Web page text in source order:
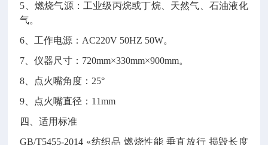
5、燃烧气源：工业级丙烷或丁烷、天然气、石油液化
气。
6、工作电源：AC220V 50HZ 50W。
7、仪器尺寸：720mm×330mm×900mm。
8、点火嘴角度：25°
9、点火嘴直径：11mm
四、适用标准
GB/T5455-2014 «纺织品 燃烧性能 垂直放行 损毁长度